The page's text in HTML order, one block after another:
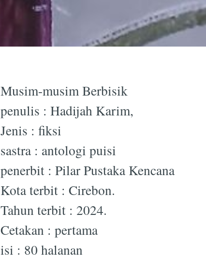
Musim-musim Berbisik
penulis : Hadijah Karim,
Jenis : fiksi
sastra : antologi puisi
penerbit : Pilar Pustaka Kencana
Kota terbit : Cirebon.
Tahun terbit : 2024.
Cetakan : pertama
isi : 80 halanan